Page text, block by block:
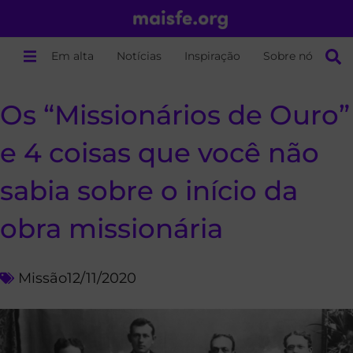
Em alta Notícias Inspiração Sobre nós
Os “Missionários de Ouro”
e 4 coisas que você não
sabia sobre o início da
obra missionária
Missão12/11/2020